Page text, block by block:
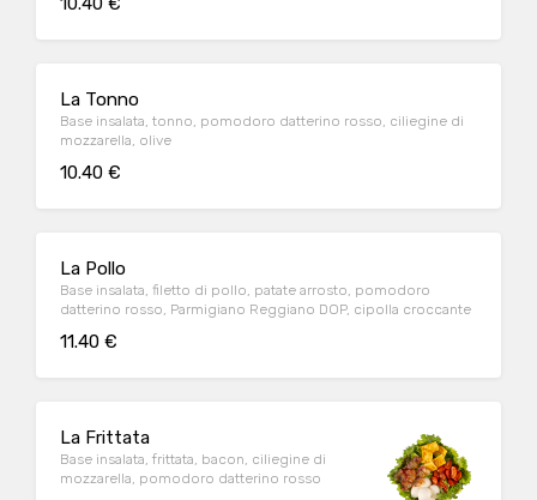
La Tonno
Base insalata, tonno, pomodoro datterino rosso, ciliegine di
mozzarella, olive
10.40 €
La Pollo
Base insalata, filetto di pollo, patate arrosto, pomodoro
datterino rosso, Parmigiano Reggiano DOP, cipolla croccante
11.40 €
La Frittata
Base insalata, frittata, bacon, ciliegine di
mozzarella, pomodoro datterino rosso